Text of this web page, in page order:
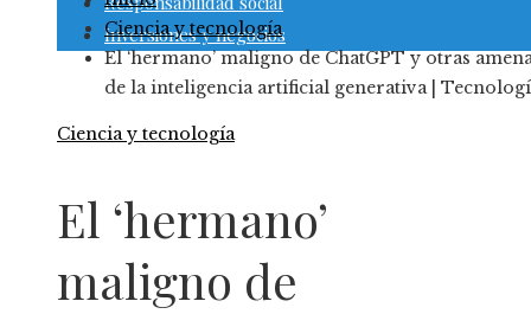
Inversiones y negocios
Ciencia y tecnología
El ‘hermano’ maligno de ChatGPT y otras
de la inteligencia artificial generativa |
Ciencia y tecnología
El ‘hermano’
maligno de